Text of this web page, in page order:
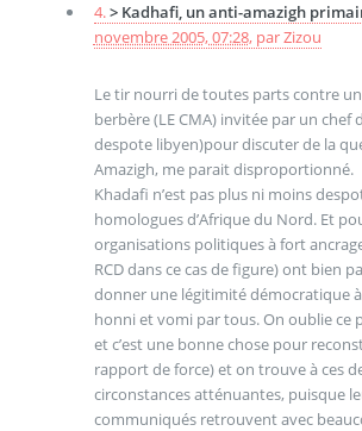
4.> Kadhafi, un anti-amazigh
novembre 2005, 07:28, parZizou
Le tir nourri de toutes parts contre
berbère (LE CMA) invitée par un chef
despote libyen)pour discuter de la
Amazigh, me parait disproportionné.
Khadafi n’est pas plus ni moins
homologues d’Afrique du Nord. Et
organisations politiques à fort
RCD dans ce cas de figure) ont bien
donner une légitimité démocratique
honni et vomi par tous. On oublie ce
et c’est une bonne chose pour
rapport de force) et on trouve à ces
circonstances atténuantes, puisque
communiqués retrouvent avec